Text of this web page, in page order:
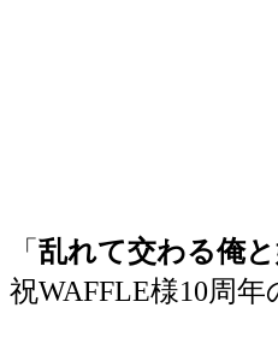
「乱れて交わる俺
祝WAFFLE様10周